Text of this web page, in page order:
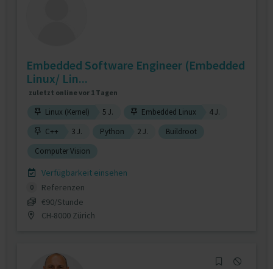
Embedded Software Engineer (Embedded
Linux/ Lin...
zuletzt online vor 1 Tagen
Linux (Kernel) 5 J. Embedded Linux
4 J.
C++
3 J. Python 2 J.
Buildroot
Computer Vision
Verfügbarkeit einsehen
0
Referenzen
€90/Stunde
CH-8000 Zürich